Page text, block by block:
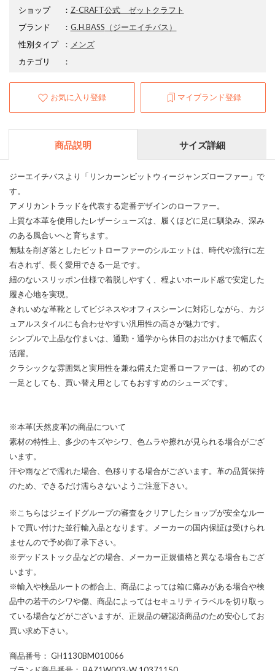
ショップ ： Z-CRAFT公式 ゼットクラフト
ブランド
： G.H.BASS （ジーエイチバス）
性別タイプ
： メンズ
カテゴリ
：
お気に入り登録 マイブランド登録
商品説明 サイズ詳細
ジーエイチバスより「リンカーンビットウィージャンズローファー」で
す。
アメリカントラッドを代表する定番デザインのローファー。
上質な本革を使用したレザーシューズは、履くほどに足に馴染み、深み
のある風合いへと育ちます。
無駄を削ぎ落としたビットローファーのシルエットは、時代や流行に左
右されず、長く愛用できる一足です。
紐のないスリッポン仕様で着脱しやすく、程よいホールド感で安定した
履き心地を実現。
きれいめな革靴としてビジネスやオフィスシーンに対応しながら、カジ
ュアルスタイルにも合わせやすい汎用性の高さが魅力です。
シンプルで上品な佇まいは、通勤・通学から休日のお出かけまで幅広く
活躍。
クラシックな雰囲気と実用性を兼ね備えた定番ローファーは、初めての
一足としても、買い替え用としてもおすすめのシューズです。
※本革(天然皮革)の商品について
素材の特性上、多少のキズやシワ、色ムラや擦れが見られる場合がござ
います。
汗や雨などで濡れた場合、色移りする場合がございます。革の品質保持
のため、できるだけ濡らさないようご注意下さい。
※こちらはジェイドグループの審査をクリアしたショップが安全なルー
トで買い付けた並行輸入品となります。メーカーの国内保証は受けられ
ませんので予め御了承下さい。
※デッドストック品などの場合、メーカー正規価格と異なる場合もござ
います。
※輸入や検品ルートの都合上、商品によっては箱に痛みがある場合や検
品中の若干のシワや傷、商品によってはセキュリティラベルを切り取っ
ている場合などがございますが、正規品の確認済商品のため安心してお
買い求め下さい。
商品番号 ： GH1130BM010066